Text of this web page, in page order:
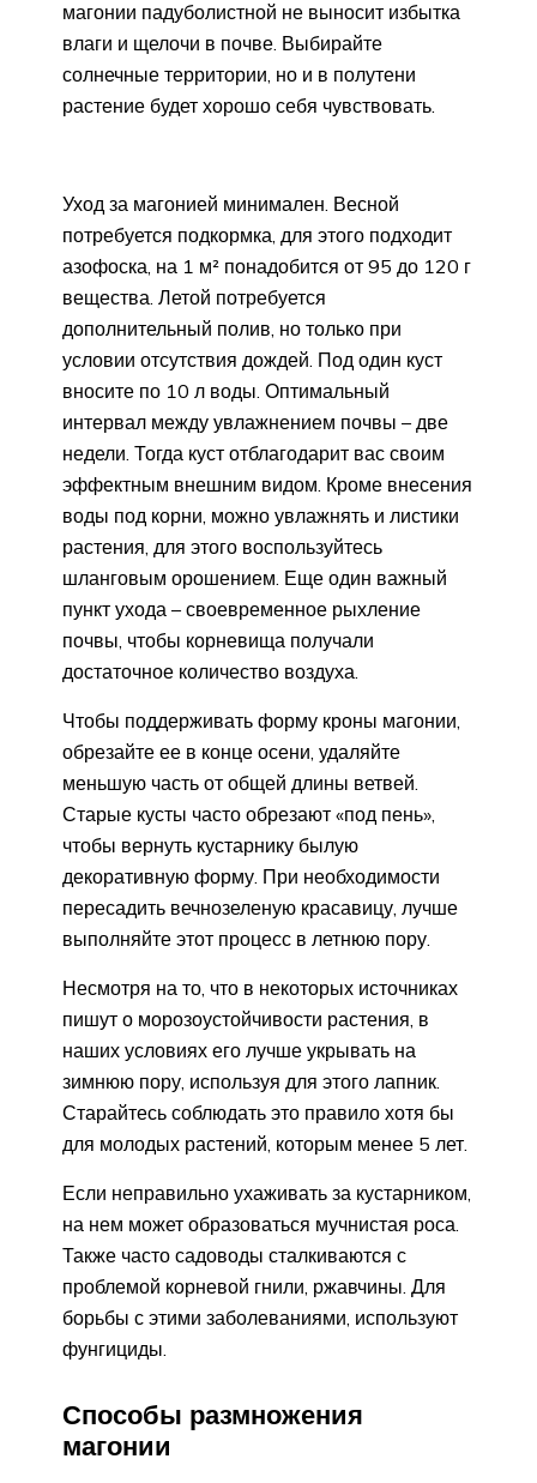
магонии падуболистной не выносит избытка
влаги и щелочи в почве. Выбирайте
солнечные территории, но и в полутени
растение будет хорошо себя чувствовать.
Уход за магонией минимален. Весной
потребуется подкормка, для этого подходит
азофоска, на 1 м² понадобится от 95 до 120 г
вещества. Летой потребуется
дополнительный полив, но только при
условии отсутствия дождей. Под один куст
вносите по 10 л воды. Оптимальный
интервал между увлажнением почвы – две
недели. Тогда куст отблагодарит вас своим
эффектным внешним видом. Кроме внесения
воды под корни, можно увлажнять и листики
растения, для этого воспользуйтесь
шланговым орошением. Еще один важный
пункт ухода – своевременное рыхление
почвы, чтобы корневища получали
достаточное количество воздуха.
Чтобы поддерживать форму кроны магонии,
обрезайте ее в конце осени, удаляйте
меньшую часть от общей длины ветвей.
Старые кусты часто обрезают «под пень»,
чтобы вернуть кустарнику былую
декоративную форму. При необходимости
пересадить вечнозеленую красавицу, лучше
выполняйте этот процесс в летнюю пору.
Несмотря на то, что в некоторых источниках
пишут о морозоустойчивости растения, в
наших условиях его лучше укрывать на
зимнюю пору, используя для этого лапник.
Старайтесь соблюдать это правило хотя бы
для молодых растений, которым менее 5 лет.
Если неправильно ухаживать за кустарником,
на нем может образоваться мучнистая роса.
Также часто садоводы сталкиваются с
проблемой корневой гнили, ржавчины. Для
борьбы с этими заболеваниями, используют
фунгициды.
Способы размножения
магонии